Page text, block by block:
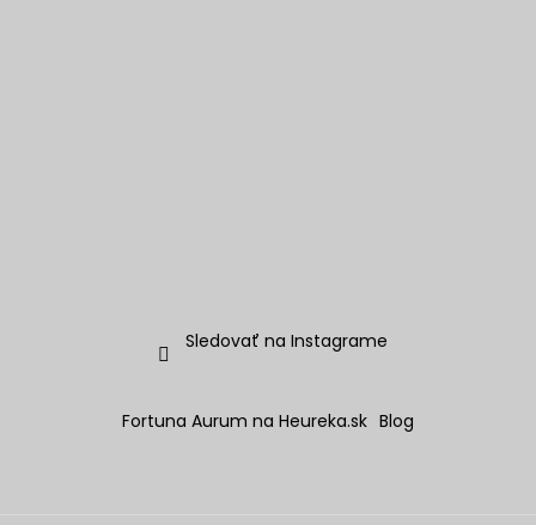
Sledovať na Instagrame
Fortuna Aurum na Heureka.sk Blog